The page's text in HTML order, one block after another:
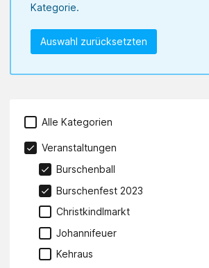
Kategorie.
Auswahl zurücksetzten
Alle Kategorien
Veranstaltungen
Burschenball
Burschenfest 2023
Christkindlmarkt
Johannifeuer
Kehraus